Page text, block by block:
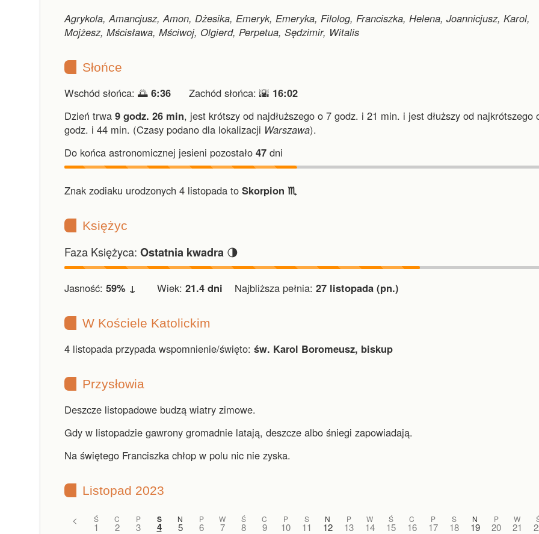
Agrykola, Amancjusz, Amon, Dżesika, Emeryk, Emeryka, Filolog, Franciszka, Helena, Joannicjusz, Karol,
Mojżesz, Mścisława, Mściwoj, Olgierd, Perpetua, Sędzimir, Witalis
Słońce
Wschód słońca: 🌅 6:36 Zachód słońca: 🌇 16:02
Dzień trwa 9 godz. 26 min, jest krótszy od najdłuższego o 7 godz. i 21 min. i jest dłuższy od najkrótszego
godz. i 44 min. (Czasy podano dla lokalizacji Warszawa).
Do końca astronomicznej jesieni pozostało 47 dni
Znak zodiaku urodzonych 4 listopada to Skorpion ♏︎
Księżyc
Faza Księżyca: Ostatnia kwadra 🌗
Jasność: 59% ↓ Wiek: 21.4 dni Najbliższa pełnia: 27 listopada (pn.)
W Kościele Katolickim
4 listopada przypada wspomnienie/święto: św. Karol Boromeusz, biskup
Przysłowia
Deszcze listopadowe budzą wiatry zimowe.
Gdy w listopadzie gawrony gromadnie latają, deszcze albo śniegi zapowiadają.
Na świętego Franciszka chłop w polu nic nie zyska.
Listopad 2023
< Ś
1
C
2
P
3
S
4
N
5
P
6
W
7
Ś
8
C
9
P
10
S
11
N
12
P
13
W
14
Ś
15
C
16
P
17
S
18
N
19
P
20
W
21